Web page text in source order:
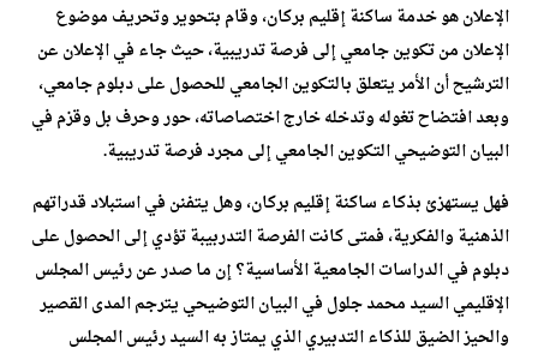
الإعلان هو خدمة ساكنة إقليم بركان، وقام بتحوير وتحريف موضوع
الإعلان من تكوين جامعي إلى فرصة تدريبية، حيث جاء في الإعلان عن
الترشيح أن الأمر يتعلق بالتكوين الجامعي للحصول على دبلوم جامعي،
وبعد افتضاح تغوله وتدخله خارج اختصاصاته، حور وحرف بل وقزم في
البيان التوضيحي التكوين الجامعي إلى مجرد فرصة تدريبية.
فهل يستهزئ بذكاء ساكنة إقليم بركان، وهل يتفنن في استبلاد قدراتهم
الذهنية والفكرية، فمتى كانت الفرصة التدربيبة تؤدي إلى الحصول على
دبلوم في الدراسات الجامعية الأساسية؟ إن ما صدر عن رئيس المجلس
الإقليمي السيد محمد جلول في البيان التوضيحي يترجم المدى القصير
والحيز الضيق للذكاء التدبيري الذي يمتاز به السيد رئيس المجلس